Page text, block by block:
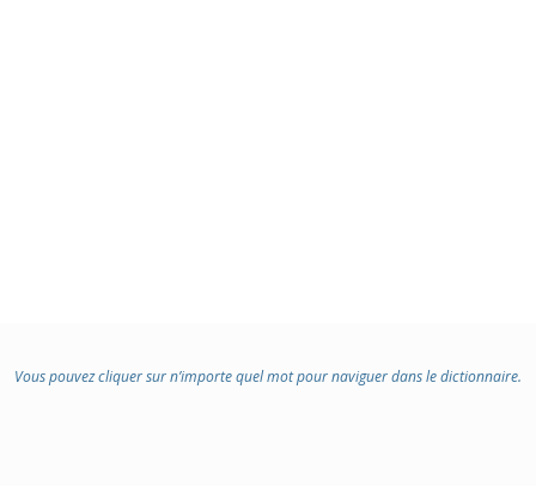
Vous pouvez cliquer sur n’importe quel mot pour naviguer dans le dictionnaire.